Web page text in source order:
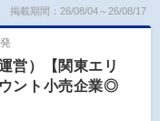
掲載期間：26/08/04～26/08/17
営）【関東エリ
ント小売企業◎